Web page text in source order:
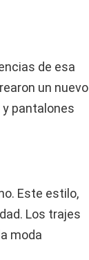
de esa
un nuevo
y pantalones
Este estilo,
Los trajes
moda